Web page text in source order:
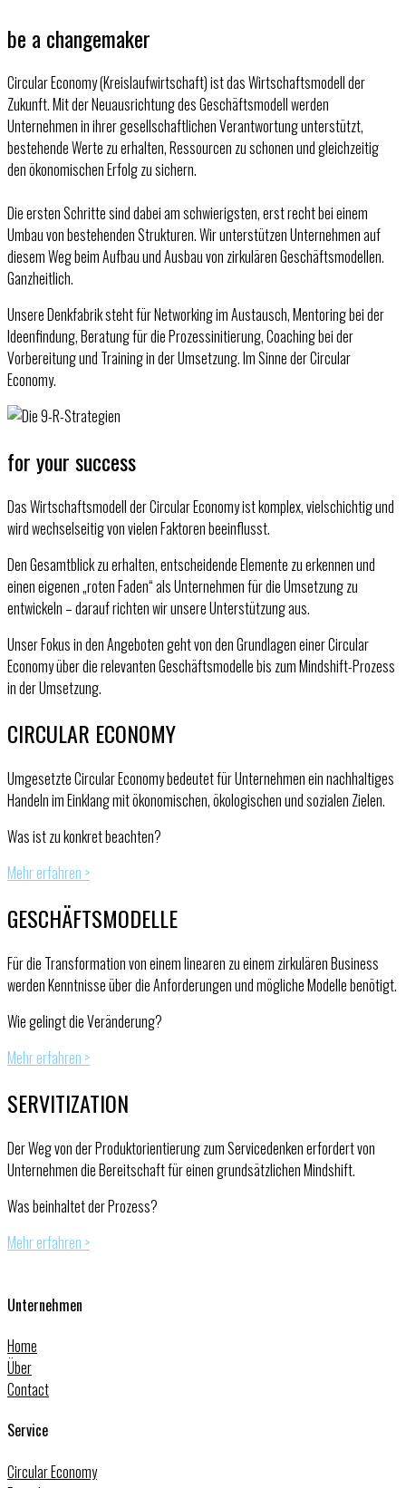
be a changemaker
Circular Economy (Kreislaufwirtschaft) ist das Wirtschaftsmodell der
Zukunft. Mit der Neuausrichtung des Geschäftsmodell werden
Unternehmen in ihrer gesellschaftlichen Verantwortung unterstützt,
bestehende Werte zu erhalten, Ressourcen zu schonen und gleichzeitig
den ökonomischen Erfolg zu sichern.
Die ersten Schritte sind dabei am schwierigsten, erst recht bei einem
Umbau von bestehenden Strukturen. Wir unterstützen Unternehmen auf
diesem Weg beim Aufbau und Ausbau von zirkulären Geschäftsmodellen.
Ganzheitlich.
Unsere Denkfabrik steht für Networking im Austausch, Mentoring bei der
Ideenfindung, Beratung für die Prozessinitierung, Coaching bei der
Vorbereitung und Training in der Umsetzung. Im Sinne der Circular
Economy.
for your success
Das Wirtschaftsmodell der Circular Economy ist komplex, vielschichtig und
wird wechselseitig von vielen Faktoren beeinflusst.
Den Gesamtblick zu erhalten, entscheidende Elemente zu erkennen und
einen eigenen „roten Faden“ als Unternehmen für die Umsetzung zu
entwickeln – darauf richten wir unsere Unterstützung aus.
Unser Fokus in den Angeboten geht von den Grundlagen einer Circular
Economy über die relevanten Geschäftsmodelle bis zum Mindshift-Prozess
in der Umsetzung.
CIRCULAR ECONOMY
Umgesetzte Circular Economy bedeutet für Unternehmen ein nachhaltiges
Handeln im Einklang mit ökonomischen, ökologischen und sozialen Zielen.
Was ist zu konkret beachten?
Mehr erfahren >
GESCHÄFTSMODELLE
Für die Transformation von einem linearen zu einem zirkulären Business
werden Kenntnisse über die Anforderungen und mögliche Modelle benötigt.
Wie gelingt die Veränderung?
Mehr erfahren >
SERVITIZATION
Der Weg von der Produktorientierung zum Servicedenken erfordert von
Unternehmen die Bereitschaft für einen grundsätzlichen Mindshift.
Was beinhaltet der Prozess?
Mehr erfahren >
Unternehmen
Home
Über
Contact
Service
Circular Economy